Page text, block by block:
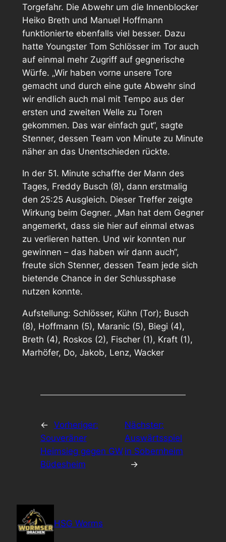
Torgefahr. Die Abwehr um die Innenblocker
Heiko Breth und Manuel Hoffmann
funktionierte ebenfalls viel besser. Dazu
hatte Youngster Tom Schlösser im Tor auch
auf einmal mehr Zugriff auf gegnerische
Würfe. „Wir haben vorne unsere Tore
gemacht und durch eine gute Abwehr sind
wir endlich auch mal mit Tempo aus der
ersten und zweiten Welle zu Toren
gekommen. Das war einfach gut“, sagte
Stenner, dessen Team von Minute zu Minute
näher an das Unentschieden rückte.
In der 51. Minute schaffte der Mann des
Tages, Freddy Busch (8), dann erstmalig
den 25:25 Ausgleich. Dieser Treffer zeigte
Wirkung beim Gegner. „Man hat dem Gegner
angemerkt, dass sie hier auf einmal etwas
zu verlieren hatten. Und wir konnten nur
gewinnen – das haben wir dann auch“,
freute sich Stenner, dessen Team jede sich
bietende Chance in der Schlussphase
nutzen konnte.
Aufstellung: Schlösser, Kühn (Tor); Busch
(8), Hoffmann (5), Maranic (5), Biegi (4),
Breth (4), Roskos (2), Fischer (1), Kraft (1),
Marhöfer, Do, Jakob, Lenz, Wacker
←
Vorheriger:
Souveräner
Heimsieg gegen GW
Büdesheim
Nächster:
Auswärtsspiel
in Sobernheim
→
HSG Worms